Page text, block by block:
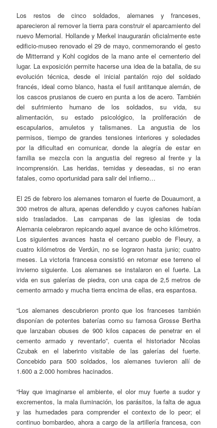
Los restos de cinco soldados, alemanes y franceses,
aparecieron al remover la tierra para construir el aparcamiento del
nuevo Memorial. Hollande y Merkel inaugurarán oficialmente este
edificio-museo renovado el 29 de mayo, conmemorando el gesto
de Mitterrand y Kohl cogidos de la mano ante el cementerio del
lugar. La exposición permite hacerse una idea de la batalla, de su
evolución técnica, desde el inicial pantalón rojo del soldado
francés, ideal como blanco, hasta el fusil antitanque alemán, de
los cascos prusianos de cuero en punta a los de acero. También
del sufrimiento humano de los soldados, su vida, su
alimentación, su estado psicológico, la proliferación de
escapularios, amuletos y talismanes. La angustia de los
permisos, tiempo de grandes tensiones interiores y soledades
por la dificultad en comunicar, donde la alegría de estar en
familia se mezcla con la angustia del regreso al frente y la
incomprensión. Las heridas, temidas y deseadas, si no eran
fatales, como oportunidad para salir del infierno…
El 25 de febrero los alemanes tomaron el fuerte de Douaumont, a
300 metros de altura, apenas defendido y cuyos cañones habían
sido trasladados. Las campanas de las iglesias de toda
Alemania celebraron repicando aquel avance de ocho kilómetros.
Los siguientes avances hasta el cercano pueblo de Fleury, a
cuatro kilómetros de Verdún, no se lograron hasta junio; cuatro
meses. La victoria francesa consistió en retomar ese terreno el
invierno siguiente. Los alemanes se instalaron en el fuerte. La
vida en sus galerías de piedra, con una capa de 2,5 metros de
cemento armado y mucha tierra encima de ellas, era espantosa.
“Los alemanes descubrieron pronto que los franceses también
disponían de potentes baterías como su famosa Grosse Bertha
que lanzaban obuses de 900 kilos capaces de penetrar en el
cemento armado y reventarlo”, cuenta el historiador Nicolas
Czubak en el laberinto visitable de las galerías del fuerte.
Concebido para 500 soldados, los alemanes tuvieron allí de
1.600 a 2.000 hombres hacinados.
“Hay que imaginarse el ambiente, el olor muy fuerte a sudor y
excrementos, la mala iluminación, los parásitos, la falta de agua
y las humedades para comprender el contexto de lo peor; el
continuo bombardeo, ahora a cargo de la artillería francesa, con